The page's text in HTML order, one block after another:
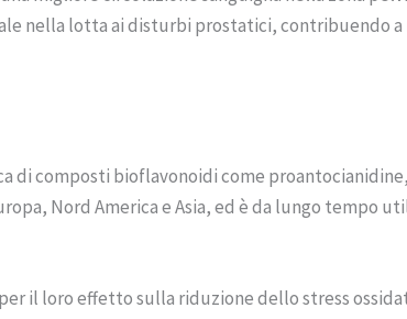
nella lotta ai disturbi prostatici, contribuendo
di composti bioflavonoidi come
Nord America e Asia, ed è da lungo tempo
il loro effetto sulla riduzione dello stress